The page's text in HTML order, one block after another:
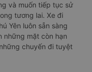
và muốn tiếp tục sử
tương lai. Xe đi
Yên luôn sẵn sàng
những mặt còn hạn
chuyến đi tuyệt